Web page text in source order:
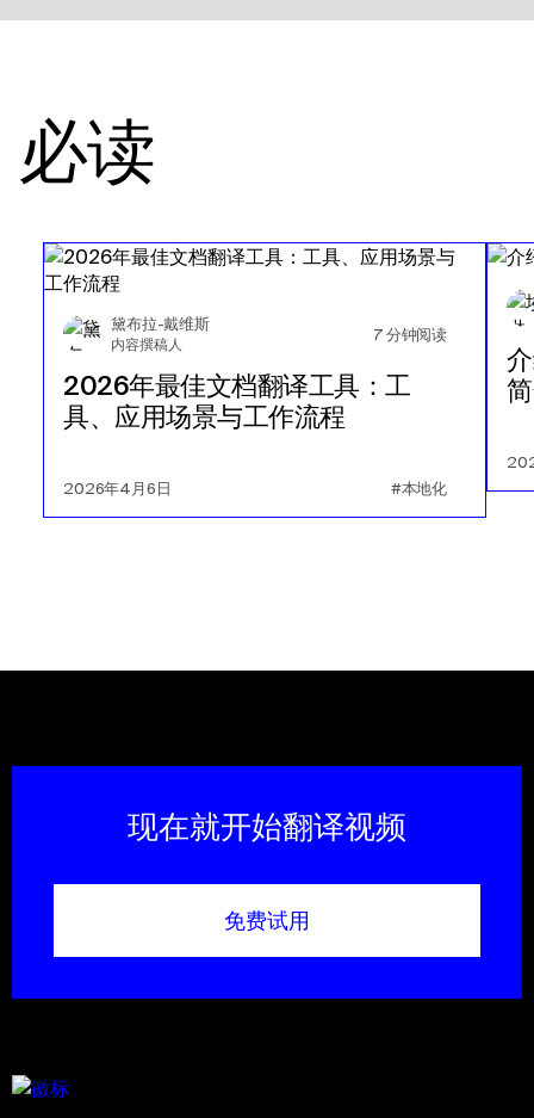
必读
黛布拉-戴维斯
内容撰稿人
7 分钟阅读
2026年最佳文档翻译工具：工
具、应用场景与工作流程
2026年4月6日 #本地化
现在就开始翻译视频
免费试用